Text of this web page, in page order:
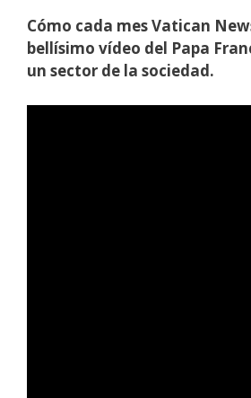
Cómo cada mes Vatican
bellísimo vídeo del Papa
un sector de la sociedad.